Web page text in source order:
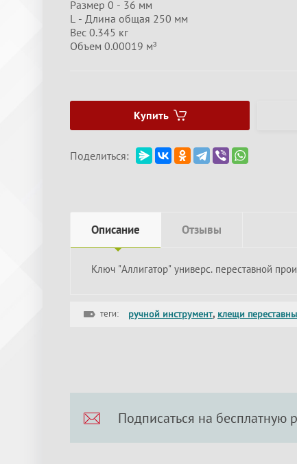
Размер 0 - 36 мм
L - Длина общая 250 мм
Вес 0.345 кг
Объем 0.00019 м³
Купить
Поделиться:
Описание Отзывы
Ключ "Аллигатор" универс. переставной
теги: ручной инструмент, клещи
Подписаться на бесплатную